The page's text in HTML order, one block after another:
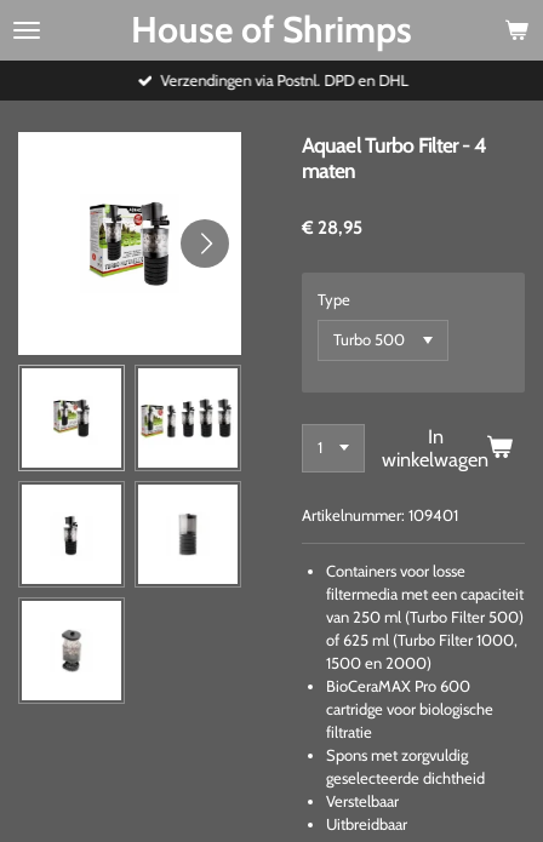
Ga
House of Shrimps
Verzendingen via Postnl. DPD en DHL
Aquael Turbo Filter - 4
maten
€ 28,95
Type
In
winkelwagen
Artikelnummer: 109401
Containers voor losse
filtermedia met een capaciteit
van 250 ml (Turbo Filter 500)
of 625 ml (Turbo Filter 1000,
1500 en 2000)
BioCeraMAX Pro 600
cartridge voor biologische
filtratie
Spons met zorgvuldig
geselecteerde dichtheid
Verstelbaar
Uitbreidbaar